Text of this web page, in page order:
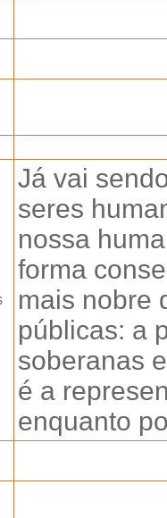
Já vai
seres
nossa
forma
mais nobre
públicas: a
soberanas
é a
enquanto